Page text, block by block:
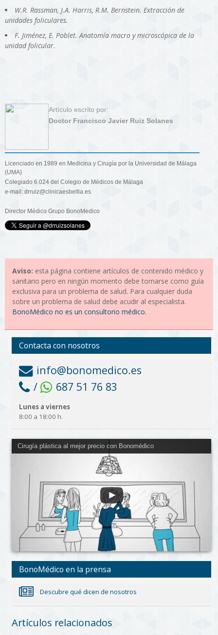
W.R. Rassman, J.A. Harris, R.M. Bernstein. Extracción de
unidades foliculares.
F. Jiménez, E. Poblet. Anatomía macro y microscópica de la
unidad folicular.
Artículo escrito por:
Doctor Francisco Javier Ruiz Solanes
Licenciado en 1989 en Medicina y Cirugía por la Universidad de Málaga
(UMA)
Colegiado 6.024 del Colegio de Médicos de Málaga
e-mail: drruiz@clinicaesbeltia.es
Director Médico Grupo BonoMedico
Aviso: esta página contiene artículos de contenido médico y
sanitario pero en ningún momento debe tomarse como guía
exclusiva para un problema de salud. Para cualquier duda
sobre un problema de salud debe acudir al especialista.
BonoMédico no es un consultorio médico.
Contacta con nosotros
info@bonomedico.es
/
687 51 76 83
Lunes a viernes
8:00 a 18:00 h.
Cirugía plástica al mejor precio con Bonomédico
BonoMédico en la prensa
Descubre qué dicen de nosotros
Artículos relacionados